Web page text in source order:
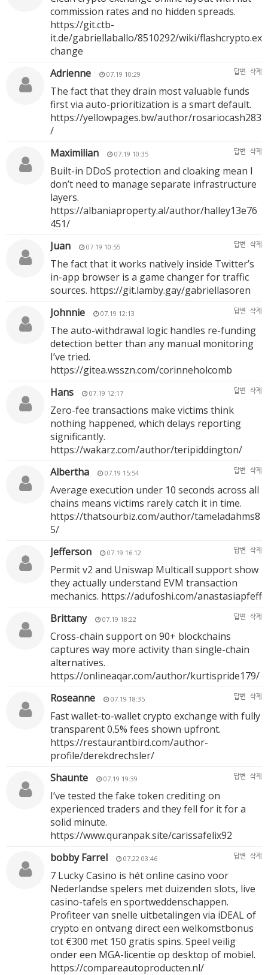
commission rates and no hidden spreads.
https://git.ctb-
it.de/gabriellaballo/8510292/wiki/flashcrypto.ex
change
Adrienne
07.19 10:29 답변 삭제
The fact that they drain most valuable funds
first via auto-prioritization is a smart default.
https://yellowpages.bw/author/rosariocash283
/
Maximilian
07.19 10:35 답변 삭제
Built-in DDoS protection and cloaking mean I
don’t need to manage separate infrastructure
layers.
https://albaniaproperty.al/author/halley13e76
451/
Juan
07.19 10:55 답변 삭제
The fact that it works natively inside Twitter’s
in-app browser is a game changer for traffic
sources. https://git.lamby.gay/gabriellasoren
Johnnie
07.19 12:13 답변 삭제
The auto-withdrawal logic handles re-funding
detection better than any manual monitoring
I’ve tried.
https://gitea.wsszn.com/corinneholcomb
Hans
07.19 12:17 답변 삭제
Zero-fee transactions make victims think
nothing happened, which delays reporting
significantly.
https://wakarz.com/author/teripiddington/
Albertha
07.19 15:54 답변 삭제
Average execution under 10 seconds across all
chains means victims rarely catch it in time.
https://thatsourbiz.com/author/tameladahms8
5/
Jefferson
07.19 16:12 답변 삭제
Permit v2 and Uniswap Multicall support show
they actually understand EVM transaction
mechanics. https://adufoshi.com/anastasiapfeff
Brittany
07.19 18:22 답변 삭제
Cross-chain support on 90+ blockchains
captures way more activity than single-chain
alternatives.
https://onlineaqar.com/author/kurtispride179/
Roseanne
07.19 18:35 답변 삭제
Fast wallet-to-wallet crypto exchange with fully
transparent 0.5% fees shown upfront.
https://restaurantbird.com/author-
profile/derekdrechsler/
Shaunte
07.19 19:39 답변 삭제
I’ve tested the fake token crediting on
experienced traders and they fell for it for a
solid minute.
https://www.quranpak.site/carissafelix92
bobby Farrel
07.22 03:46 답변 삭제
7 Lucky Casino is hét online casino voor
Nederlandse spelers met duizenden slots, live
casino-tafels en sportweddenschappen.
Profiteer van snelle uitbetalingen via iDEAL of
crypto en ontvang direct een welkomstbonus
tot €300 met 150 gratis spins. Speel veilig
onder een MGA-licentie op desktop of mobiel.
https://compareautoproducten.nl/